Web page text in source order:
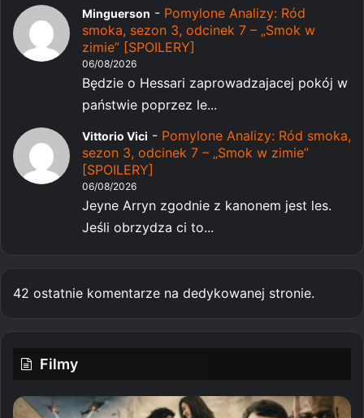
Minguerson - Pomylone Analizy: Ród
smoka, sezon 3, odcinek 7 – „Smok w
zimie” [SPOILERY]
06/08/2026
Będzie o Hessari zaprowadzajacej pokój w
państwie poprzez le...
Vittorio Vici - Pomylone Analizy: Ród smoka,
sezon 3, odcinek 7 – „Smok w zimie”
[SPOILERY]
06/08/2026
Jeyne Arryn zgodnie z kanonem jest les.
Jeśli obrzydza ci to...
42 ostatnie komentarze na dedykowanej stronie.
Filmy